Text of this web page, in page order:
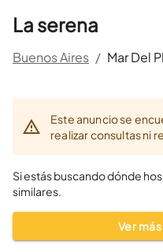
La serena
Buenos Aires / Mar Del
Este anuncio se
realizar consultas ni
Si estás buscando dónde
similares.
Ver